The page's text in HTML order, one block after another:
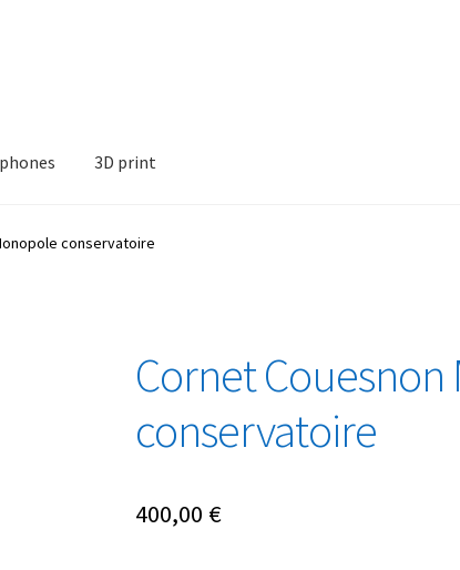
3D print
conservatoire
Cornet
conservatoire
400,00 €